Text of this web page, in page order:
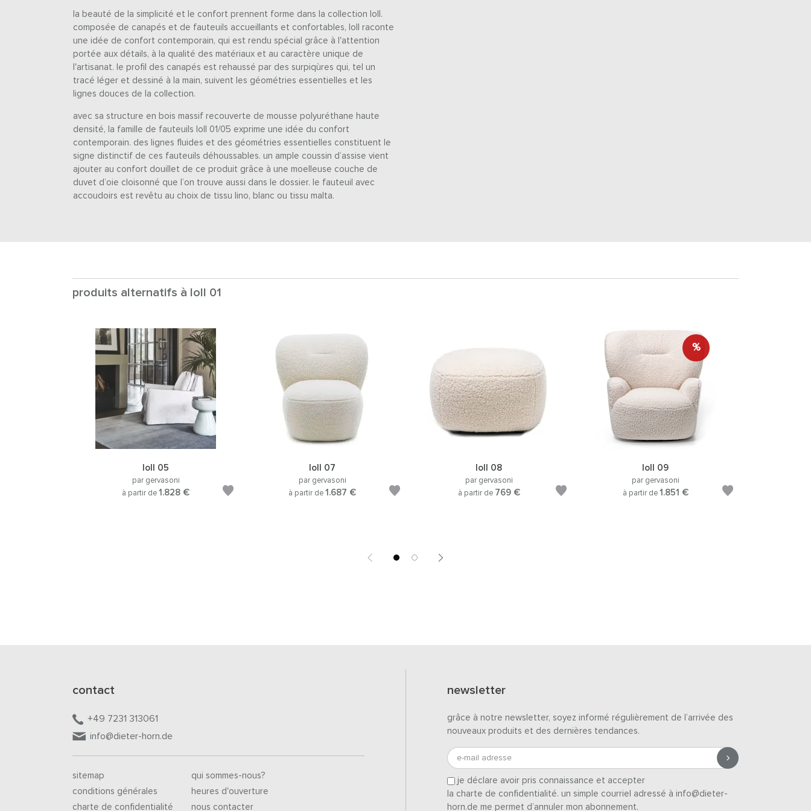
la beauté de la simplicité et le confort prennent forme dans la collection loll.
composée de canapés et de fauteuils accueillants et confortables, loll raconte
une idée de confort contemporain, qui est rendu spécial grâce à l'attention
portée aux détails, à la qualité des matériaux et au caractère unique de
l'artisanat. le profil des canapés est rehaussé par des surpiqùres qui, tel un
tracé léger et dessiné à la main, suivent les géométries essentielles et les
lignes douces de la collection.
avec sa structure en bois massif recouverte de mousse polyuréthane haute
densité, la famille de fauteuils loll 01/05 exprime une idée du confort
contemporain. des lignes fluides et des géométries essentielles constituent le
signe distinctif de ces fauteuils déhoussables. un ample coussin d’assise vient
ajouter au confort douillet de ce produit grâce à une moelleuse couche de
duvet d’oie cloisonné que l’on trouve aussi dans le dossier. le fauteuil avec
accoudoirs est revêtu au choix de tissu lino, blanc ou tissu malta.
produits alternatifs à loll 01
loll 05
par gervasoni
à partir de 1.828 €
loll 07
par gervasoni
à partir de 1.687 €
loll 08
par gervasoni
à partir de 769 €
%
loll 09
par gervasoni
à partir de 1.851 €
contact
+49 7231 313061
info@dieter-horn.de
sitemap
conditions générales
charte de confidentialité
qui sommes-nous?
heures d'ouverture
nous contacter
newsletter
grâce à notre newsletter, soyez informé régulièrement de l’arrivée des
nouveaux produits et des dernières tendances.
e-mail adresse
je déclare avoir pris connaissance et accepter
la charte de confidentialité. un simple courriel adressé à info@dieter-
horn.de me permet d’annuler mon abonnement.